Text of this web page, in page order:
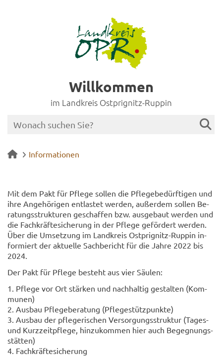
Willkommen
im Landkreis Ostprignitz-Ruppin
Informationen
Mit dem Pakt für Pfle­ge sol­len die Pfle­ge­be­dürf­ti­gen und
ihre An­ge­hö­ri­gen ent­las­tet wer­den, au­ßer­dem sol­len Be­
ra­tungs­struk­tu­ren ge­schaf­fen bzw. aus­ge­baut wer­den und
die Fach­kräf­te­si­che­rung in der Pfle­ge ge­för­dert wer­den.
Über die Um­set­zung im Land­kreis Ostprignitz-​Ruppin in­
for­miert der ak­tu­el­le Sach­be­richt für die Jahre 2022 bis
2024.
Der Pakt für Pfle­ge be­steht aus vier Säu­len:
1. Pfle­ge vor Ort stär­ken und nach­hal­tig ge­stal­ten (Kom­
mu­nen)
2. Aus­bau Pfle­ge­be­ra­tung (Pfle­ge­stütz­punk­te)
3. Aus­bau der pfle­ge­ri­schen Ver­sor­gungs­struk­tur (Tages-​
und Kurz­zeit­pfle­ge, hin­zu­kom­men hier auch Be­geg­nungs­
stät­ten)
4. Fach­kräf­te­si­che­rung